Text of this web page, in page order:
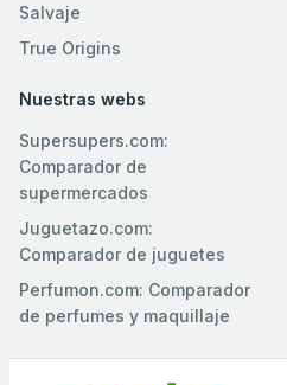
Salvaje
True Origins
Nuestras webs
Supersupers.com:
Comparador de
supermercados
Juguetazo.com:
Comparador de juguetes
Perfumon.com: Comparador
de perfumes y maquillaje